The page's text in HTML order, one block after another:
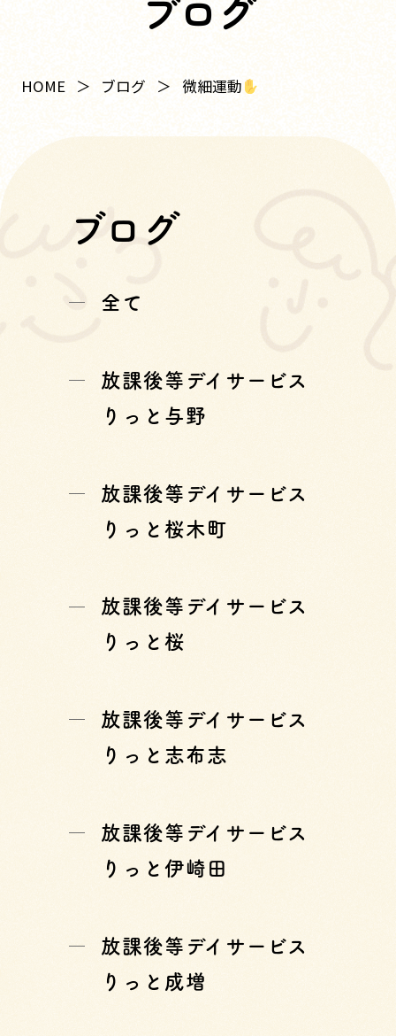
ブログ
HOME ブログ 微細運動
ブログ
全て
放課後等デイサービス
りっと与野
放課後等デイサービス
りっと桜木町
放課後等デイサービス
りっと桜
放課後等デイサービス
りっと志布志
放課後等デイサービス
りっと伊崎田
放課後等デイサービス
りっと成増